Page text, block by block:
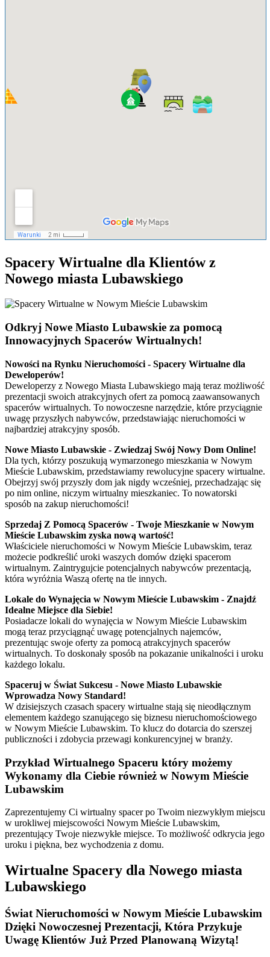
Spacery Wirtualne dla Klientów z
Nowego miasta Lubawskiego
Odkryj Nowe Miasto Lubawskie za pomocą
Innowacyjnych Spacerów Wirtualnych!
Nowości na Rynku Nieruchomości - Spacery Wirtualne dla
Deweloperów!
Deweloperzy z Nowego Miasta Lubawskiego mają teraz możliwość
prezentacji swoich atrakcyjnych ofert za pomocą zaawansowanych
spacerów wirtualnych. To nowoczesne narzędzie, które przyciągnie
uwagę przyszłych nabywców, przedstawiając nieruchomości w
najbardziej atrakcyjny sposób.
Nowe Miasto Lubawskie - Zwiedzaj Swój Nowy Dom Online!
Dla tych, którzy poszukują wymarzonego mieszkania w Nowym
Mieście Lubawskim, przedstawiamy rewolucyjne spacery wirtualne.
Obejrzyj swój przyszły dom jak nigdy wcześniej, przechadzając się
po nim online, niczym wirtualny mieszkaniec. To nowatorski
sposób na zakup nieruchomości!
Sprzedaj Z Pomocą Spacerów - Twoje Mieszkanie w Nowym
Mieście Lubawskim zyska nową wartość!
Właściciele nieruchomości w Nowym Mieście Lubawskim, teraz
możecie podkreślić uroki waszych domów dzięki spacerom
wirtualnym. Zaintrygujcie potencjalnych nabywców prezentacją,
która wyróżnia Waszą ofertę na tle innych.
Lokale do Wynajęcia w Nowym Mieście Lubawskim - Znajdź
Idealne Miejsce dla Siebie!
Posiadacze lokali do wynajęcia w Nowym Mieście Lubawskim
mogą teraz przyciągnąć uwagę potencjalnych najemców,
prezentując swoje oferty za pomocą atrakcyjnych spacerów
wirtualnych. To doskonały sposób na pokazanie unikalności i uroku
każdego lokalu.
Spaceruj w Świat Sukcesu - Nowe Miasto Lubawskie
Wprowadza Nowy Standard!
W dzisiejszych czasach spacery wirtualne stają się nieodłącznym
elementem każdego szanującego się biznesu nieruchomościowego
w Nowym Mieście Lubawskim. To klucz do dotarcia do szerszej
publiczności i zdobycia przewagi konkurencyjnej w branży.
Przykład Wirtualnego Spaceru który możemy
Wykonamy dla Ciebie również w Nowym Mieście
Lubawskim
Zaprezentujemy Ci wirtualny spacer po Twoim niezwykłym miejscu
w urokliwej miejscowości Nowym Mieście Lubawskim,
prezentujący Twoje niezwykłe miejsce. To możliwość odkrycia jego
uroku i piękna, bez wychodzenia z domu.
Wirtualne Spacery dla Nowego miasta
Lubawskiego
Świat Nieruchomości w Nowym Mieście Lubawskim
Dzięki Nowoczesnej Prezentacji, Która Przykuje
Uwagę Klientów Już Przed Planowaną Wizytą!